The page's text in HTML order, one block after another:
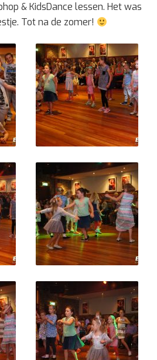
& KidsDance lessen. Het was
Tot na de zomer!